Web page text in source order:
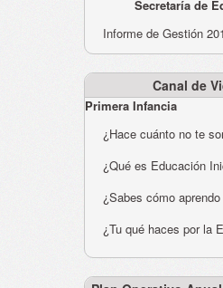
Secretaría de
Informe de Gestión
Canal de
Primera Infancia
¿Hace cuánto no te
¿Qué es Educación
¿Sabes cómo
¿Tu qué haces por la